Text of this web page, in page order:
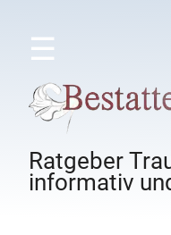
☰
Ratgeber
informativ